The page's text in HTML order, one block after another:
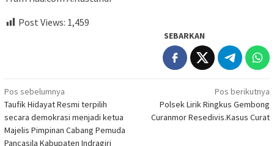
Post Views: 1,459
SEBARKAN
Navigasi
pos
Pos sebelumnya
Taufik Hidayat Resmi terpilih
secara demokrasi menjadi ketua
Majelis Pimpinan Cabang Pemuda
Pancasila Kabupaten Indragiri
Pos berikutnya
Polsek Lirik Ringkus Gembong
Curanmor Resedivis.Kasus Curat